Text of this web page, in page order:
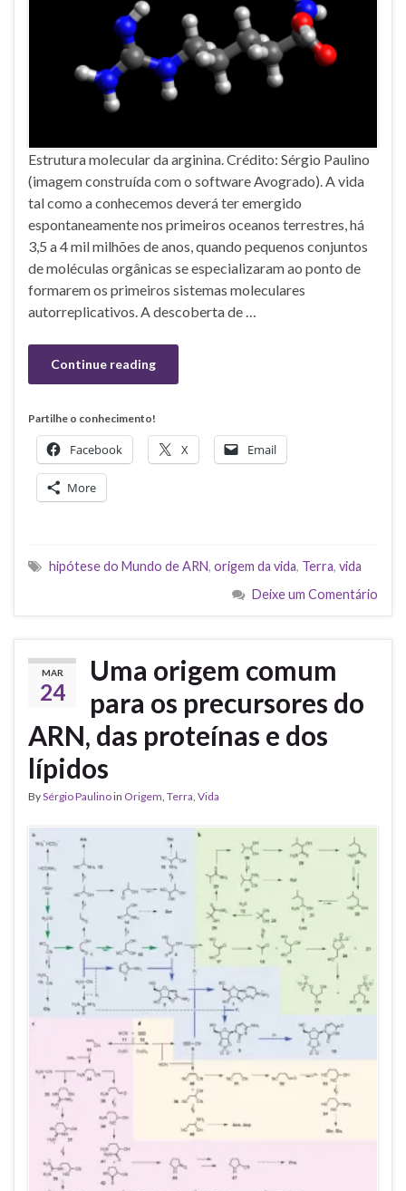
Estrutura molecular da arginina. Crédito: Sérgio Paulino
(imagem construída com o software Avogrado). A vida
tal como a conhecemos deverá ter emergido
espontaneamente nos primeiros oceanos terrestres, há
3,5 a 4 mil milhões de anos, quando pequenos conjuntos
de moléculas orgânicas se especializaram ao ponto de
formarem os primeiros sistemas moleculares
autorreplicativos. A descoberta de …
Continue reading
Partilhe o conhecimento!
Facebook X Email
More
hipótese do Mundo de ARN, origem da vida, Terra, vida
Deixe um Comentário
MAR
24
Uma origem comum
para os precursores do
ARN, das proteínas e dos
lípidos
BySérgio Paulinoin Origem Terra Vida